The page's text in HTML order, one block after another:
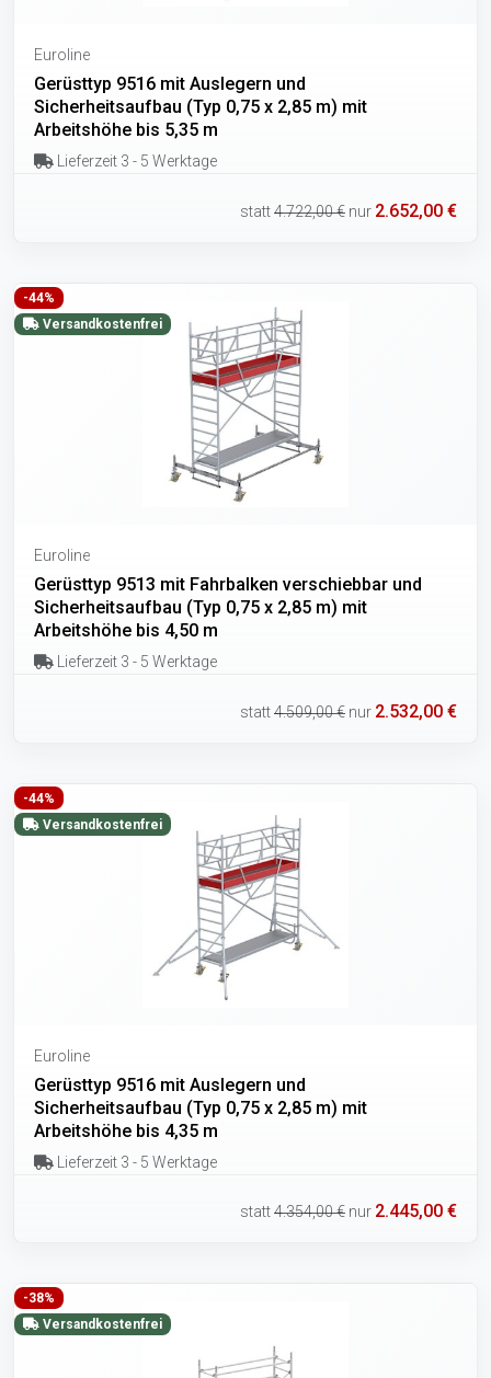
Euroline
Gerüsttyp 9516 mit Auslegern und
Sicherheitsaufbau (Typ 0,75 x 2,85 m) mit
Arbeitshöhe bis 5,35 m
Lieferzeit 3 - 5 Werktage
statt4.722,00 € nur 2.652,00 €
-44%
Versandkostenfrei
Euroline
Gerüsttyp 9513 mit Fahrbalken verschiebbar und
Sicherheitsaufbau (Typ 0,75 x 2,85 m) mit
Arbeitshöhe bis 4,50 m
Lieferzeit 3 - 5 Werktage
statt4.509,00 € nur 2.532,00 €
-44%
Versandkostenfrei
Euroline
Gerüsttyp 9516 mit Auslegern und
Sicherheitsaufbau (Typ 0,75 x 2,85 m) mit
Arbeitshöhe bis 4,35 m
Lieferzeit 3 - 5 Werktage
statt4.354,00 € nur 2.445,00 €
-38%
Versandkostenfrei